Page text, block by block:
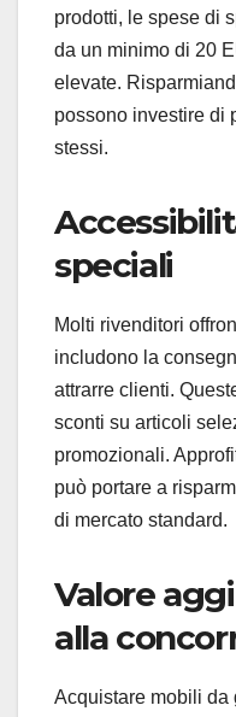
prodotti, le spese di
da un minimo di 20
elevate.
possono investire di
stessi.
speciali
Molti rivenditori
includono la
attrarre clienti.
sconti su articoli
promozionali.
può portare a
di mercato standard.
Valore
alla
Acquistare mobili da